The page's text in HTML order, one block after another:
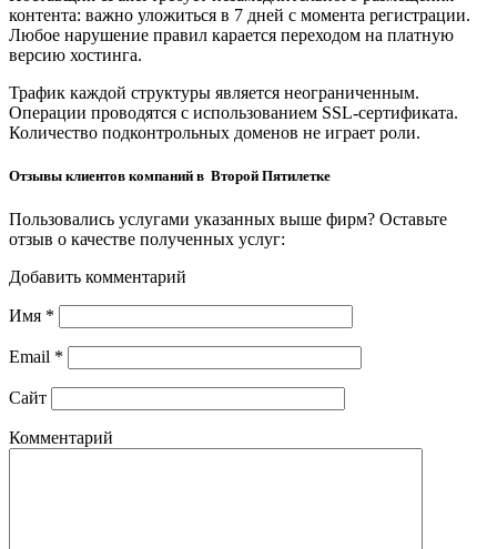
контента: важно уложиться в 7 дней с момента регистрации.
Любое нарушение правил карается переходом на платную
версию хостинга.
Трафик каждой структуры является неограниченным.
Операции проводятся с использованием SSL-сертификата.
Количество подконтрольных доменов не играет роли.
Отзывы клиентов компаний в Второй Пятилетке
Пользовались услугами указанных выше фирм? Оставьте
отзыв о качестве полученных услуг:
Добавить комментарий
Имя *
Email *
Сайт
Комментарий